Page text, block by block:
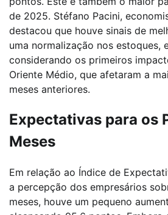
de 2025. Stéfano Pacini,
destacou que houve sinais de
uma normalização nos estoques,
considerando os primeiros
Oriente Médio, que afetaram a
meses anteriores.
Expectativas para os
Meses
Em relação ao Índice de
a percepção dos empresários
meses, houve um pequeno